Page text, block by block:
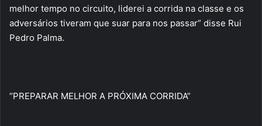
melhor tempo no circuito, liderei a corrida na classe e os
adversários tiveram que suar para nos passar” disse Rui
Pedro Palma.
“PREPARAR MELHOR A PRÓXIMA CORRIDA”